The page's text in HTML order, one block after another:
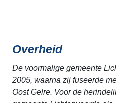
Overheid
De voormalige gemeente
2005, waarna zij fuseerde
Oost Gelre. Voor de